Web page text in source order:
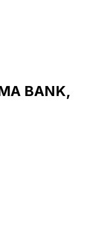
BANK,